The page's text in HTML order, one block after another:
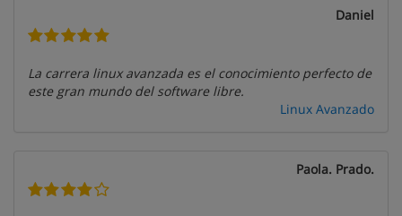
Daniel
La carrera linux avanzada es el conocimiento perfecto de
este gran mundo del software libre.
Linux Avanzado
Paola. Prado.